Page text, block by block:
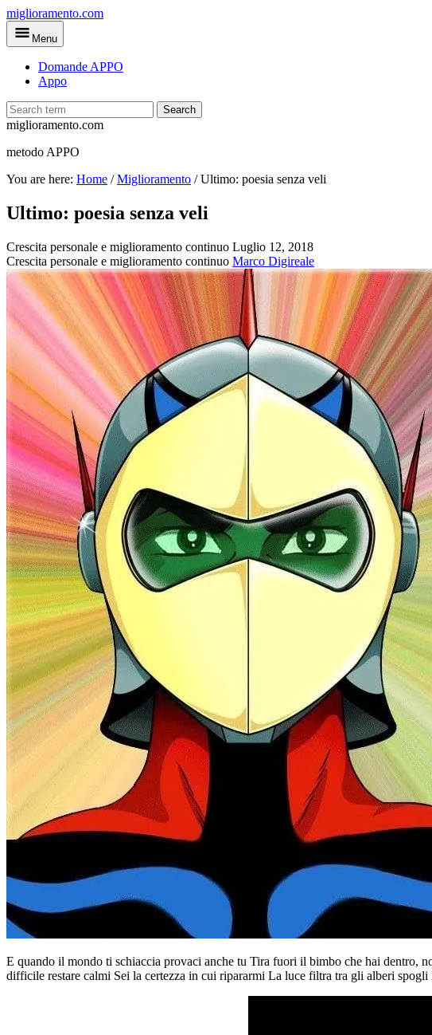
Skip
to
main
miglioramento.com
Menu
Domande APPO
Appo
Search
miglioramento.com
metodo APPO
You are here: Home /Miglioramento /Ultimo: poesia senza veli
Ultimo: poesia senza veli
Crescita personale e miglioramento continuo Luglio 12, 2018
Crescita personale e miglioramento continuo Marco Digireale
E quando il mondo ti schiaccia provaci anche tu Tira fuori il bimbo che hai dentro,
difficile restare calmi Sei la certezza in cui ripararmi La luce filtra tra gli alberi